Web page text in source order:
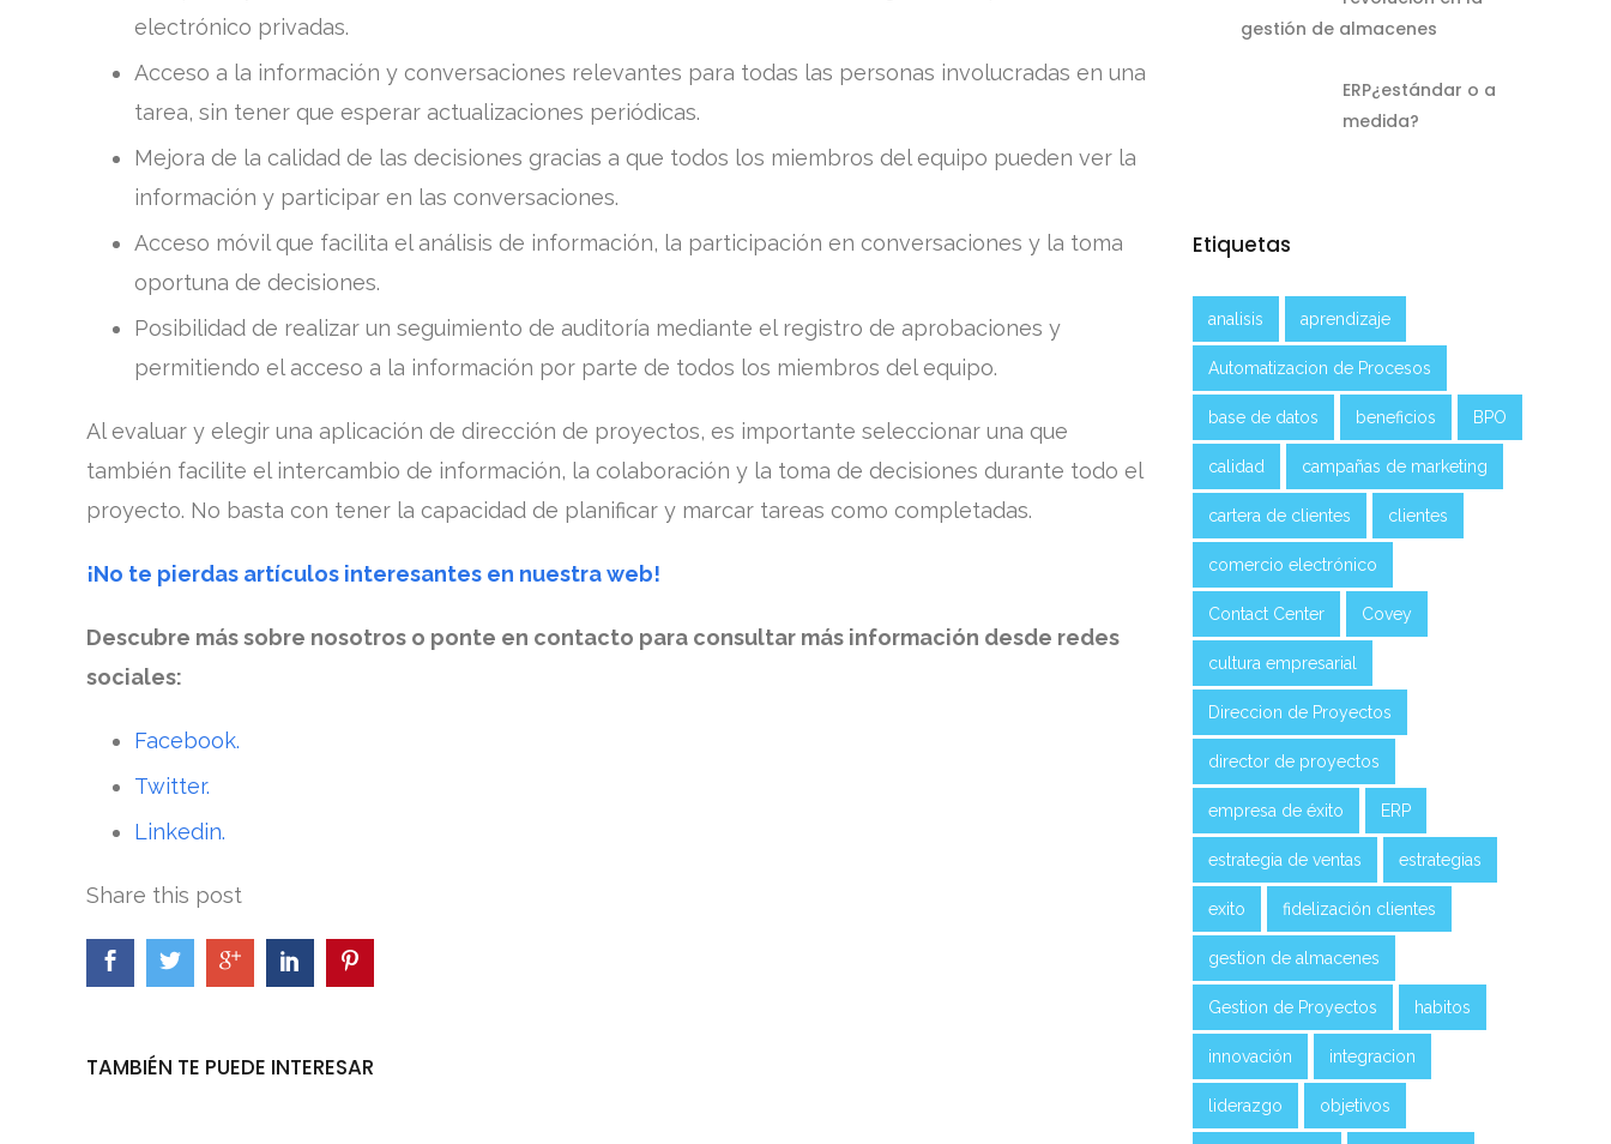
electrónico privadas.
Acceso a la información y conversaciones relevantes para todas las personas involucradas en una
tarea, sin tener que esperar actualizaciones periódicas.
Mejora de la calidad de las decisiones gracias a que todos los miembros del equipo pueden ver la
información y participar en las conversaciones.
Acceso móvil que facilita el análisis de información, la participación en conversaciones y la toma
oportuna de decisiones.
Posibilidad de realizar un seguimiento de auditoría mediante el registro de aprobaciones y
permitiendo el acceso a la información por parte de todos los miembros del equipo.
Al evaluar y elegir una aplicación de dirección de proyectos, es importante seleccionar una que
también facilite el intercambio de información, la colaboración y la toma de decisiones durante todo el
proyecto. No basta con tener la capacidad de planificar y marcar tareas como completadas.
¡No te pierdas artículos interesantes en nuestra web!
Descubre más sobre nosotros o ponte en contacto para consultar más información desde redes
sociales:
Facebook.
Twitter.
Linkedin.
Share this post
TAMBIÉN TE PUEDE INTERESAR
gestión de almacenes
ERP¿estándar o a
medida?
Etiquetas
analisis aprendizaje
Automatizacion de Procesos
base de datos beneficios BPO
calidad campañas de marketing
cartera de clientes clientes
comercio electrónico
Contact Center Covey
cultura empresarial
Direccion de Proyectos
director de proyectos
empresa de éxito ERP
estrategia de ventas estrategias
exito fidelización clientes
gestion de almacenes
Gestion de Proyectos habitos
innovación integracion
liderazgo objetivos